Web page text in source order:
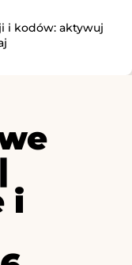
i kodów: aktywuj
i